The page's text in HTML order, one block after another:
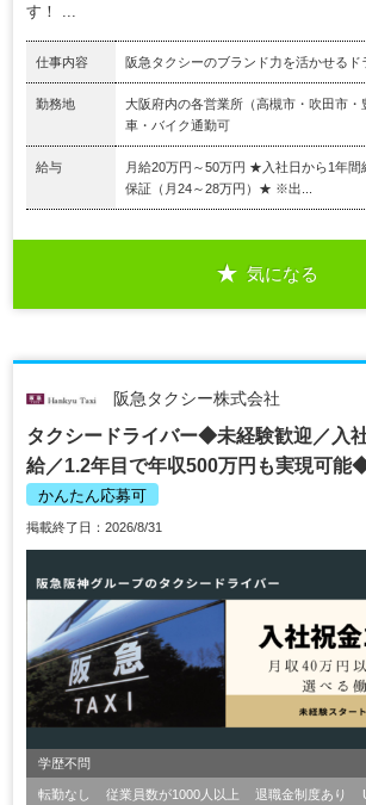
す！ ...
仕事内容 阪急タクシーのブランド力を活かせるド
勤務地
大阪府内の各営業所（高槻市・吹田市・
車・バイク通勤可
給与
月給20万円～50万円 ★入社日から1年間
保証（月24～28万円）★ ※出...
気になる
阪急タクシー株式会社
タクシードライバー◆未経験歓迎／入
給／1.2年目で年収500万円も実現可能
かんたん応募可
掲載終了日：2026/8/31
学歴不問
転勤なし 従業員数が1000人以上 退職金制度あり